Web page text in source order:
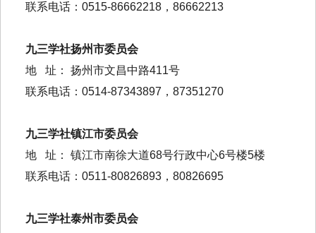
联系电话：0515-86662218，86662213
九三学社扬州市委员会
地 址： 扬州市文昌中路411号
联系电话：0514-87343897，87351270
九三学社镇江市委员会
地 址： 镇江市南徐大道68号行政中心6号楼5楼
联系电话：0511-80826893，80826695
九三学社泰州市委员会